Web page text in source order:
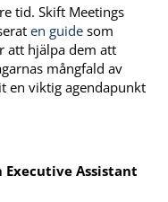
tid. Skift Meetings
en guide som
att hjälpa dem att
mångfald av
en viktig agendapunkt
Assistant